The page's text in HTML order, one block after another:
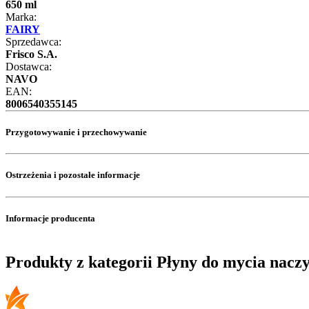
650 ml
Marka:
FAIRY
Sprzedawca:
Frisco S.A.
Dostawca:
NAVO
EAN:
8006540355145
Przygotowywanie i przechowywanie
Ostrzeżenia i pozostałe informacje
Informacje producenta
Produkty z kategorii Płyny do mycia